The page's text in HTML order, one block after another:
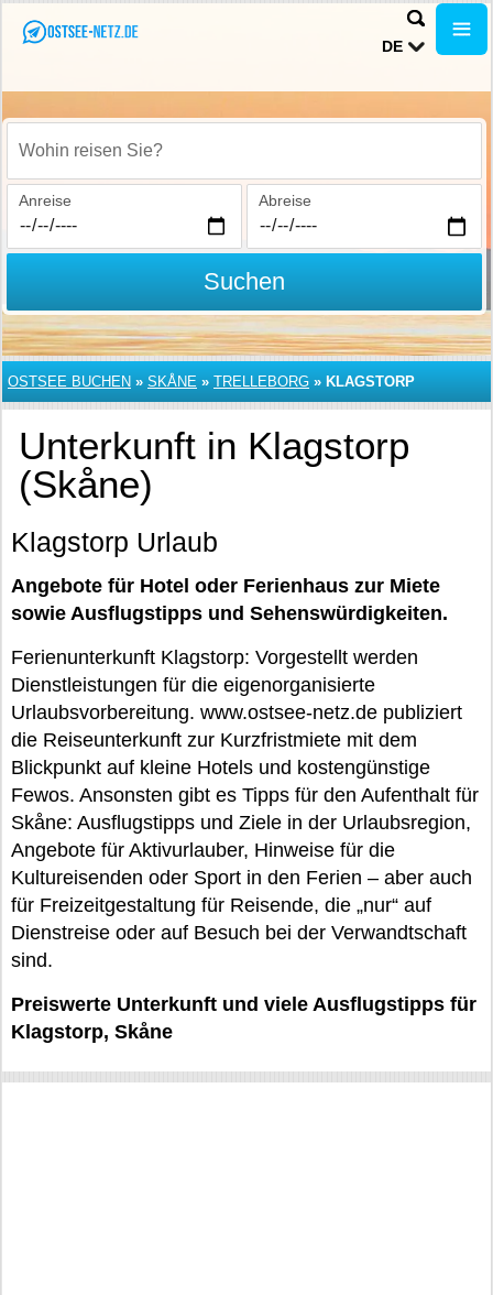
DE
Wohin reisen Sie?
Anreise Abreise
Suchen
OSTSEE BUCHEN » SKÅNE » TRELLEBORG » KLAGSTORP
Unterkunft in Klagstorp
(Skåne)
Klagstorp Urlaub
Angebote für Hotel oder Ferienhaus zur Miete
sowie Ausflugstipps und Sehenswürdigkeiten.
Ferienunterkunft Klagstorp: Vorgestellt werden
Dienstleistungen für die eigenorganisierte
Urlaubsvorbereitung. www.ostsee-netz.de publiziert
die Reiseunterkunft zur Kurzfristmiete mit dem
Blickpunkt auf kleine Hotels und kostengünstige
Fewos. Ansonsten gibt es Tipps für den Aufenthalt für
Skåne: Ausflugstipps und Ziele in der Urlaubsregion,
Angebote für Aktivurlauber, Hinweise für die
Kultureisenden oder Sport in den Ferien – aber auch
für Freizeitgestaltung für Reisende, die „nur“ auf
Dienstreise oder auf Besuch bei der Verwandtschaft
sind.
Preiswerte Unterkunft und viele Ausflugstipps für
Klagstorp, Skåne